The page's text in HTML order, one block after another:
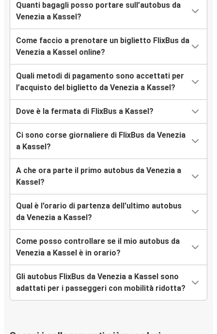
Quanti bagagli posso portare sull’autobus da
Venezia a Kassel?
Come faccio a prenotare un biglietto FlixBus da
Venezia a Kassel online?
Quali metodi di pagamento sono accettati per
l’acquisto del biglietto da Venezia a Kassel?
Dove è la fermata di FlixBus a Kassel?
Ci sono corse giornaliere di FlixBus da Venezia
a Kassel?
A che ora parte il primo autobus da Venezia a
Kassel?
Qual è l'orario di partenza dell'ultimo autobus
da Venezia a Kassel?
Come posso controllare se il mio autobus da
Venezia a Kassel è in orario?
Gli autobus FlixBus da Venezia a Kassel sono
adattati per i passeggeri con mobilità ridotta?